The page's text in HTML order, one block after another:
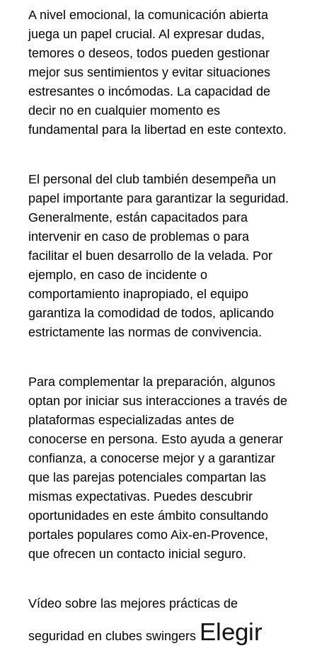
A nivel emocional, la comunicación abierta
juega un papel crucial. Al expresar dudas,
temores o deseos, todos pueden gestionar
mejor sus sentimientos y evitar situaciones
estresantes o incómodas. La capacidad de
decir no en cualquier momento es
fundamental para la libertad en este contexto.
El personal del club también desempeña un
papel importante para garantizar la seguridad.
Generalmente, están capacitados para
intervenir en caso de problemas o para
facilitar el buen desarrollo de la velada. Por
ejemplo, en caso de incidente o
comportamiento inapropiado, el equipo
garantiza la comodidad de todos, aplicando
estrictamente las normas de convivencia.
Para complementar la preparación, algunos
optan por iniciar sus interacciones a través de
plataformas especializadas antes de
conocerse en persona. Esto ayuda a generar
confianza, a conocerse mejor y a garantizar
que las parejas potenciales compartan las
mismas expectativas. Puedes descubrir
oportunidades en este ámbito consultando
portales populares como Aix-en-Provence,
que ofrecen un contacto inicial seguro.
Vídeo sobre las mejores prácticas de
seguridad en clubes swingers Elegir